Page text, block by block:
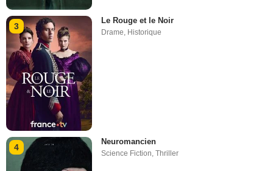
3
Le Rouge et le Noir
Drame, Historique
4
Neuromancien
Science Fiction ,Thriller